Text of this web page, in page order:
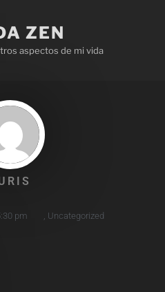
ZEN
aspectos de mi vida
pm Uncategorized